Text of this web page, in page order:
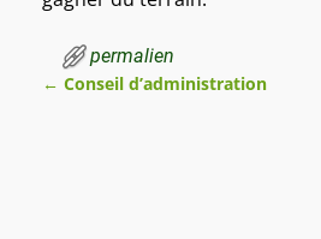
permalien
← Conseil d’administration